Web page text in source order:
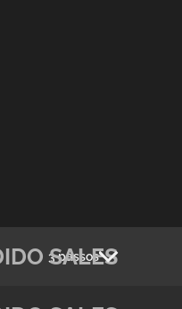
SALES
3 passos